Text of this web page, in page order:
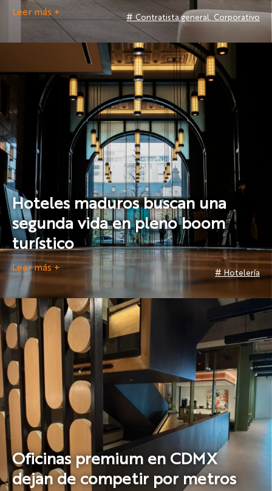
Leer más + #Contratista general, Corporativo
Hoteles maduros buscan una
segunda vida en pleno boom
turístico
Leer más + # Hotelería
Oficinas premium en CDMX
dejan de competir por metros